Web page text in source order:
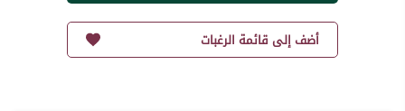
أضف إلى قائمة الرغبات